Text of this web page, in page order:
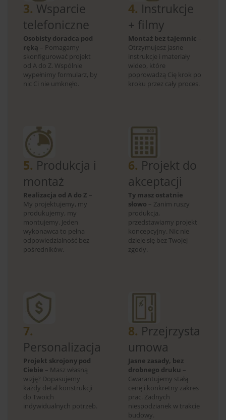
3. Wsparcie
telefoniczne
Osobisty doradca pod
ręką – Pomagamy
skonfigurować projekt
od A do Z. Wspólnie
wypełnimy formularz, by
nic Ci nie umknęło.
4. Instrukcje
+ filmy
Montaż bez tajemnic –
Otrzymujesz jasne
instrukcje i materiały
wideo, które
poprowadzą Cię krok po
kroku przez cały proces.
5. Produkcja i
montaż
Realizacja od A do Z –
My projektujemy, my
produkujemy, my
montujemy. Jeden
wykonawca to pełna
odpowiedzialność bez
pośredników.
6. Projekt do
akceptacji
Ty masz ostatnie
słowo – Zanim ruszy
produkcja,
przedstawiamy projekt
koncepcyjny. Nic nie
dzieje się bez Twojej
zgody.
7.
Personalizacja
Projekt skrojony pod
Ciebie – Masz własną
wizję? Dopasujemy
każdy detal konstrukcji
do Twoich
indywidualnych potrzeb.
8. Przejrzysta
umowa
Jasne zasady, bez
drobnego druku –
Gwarantujemy stałą
cenę i konkretny zakres
prac. Żadnych
niespodzianek w trakcie
budowy.